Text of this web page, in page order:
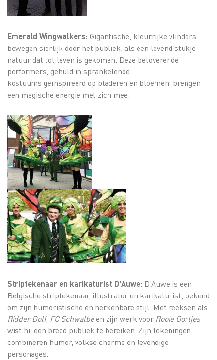
Emerald Wingwalkers: Gigantische, kleurrijke vlinders
bewegen sierlijk door het publiek, als een levend stukje
natuur dat tot leven is gekomen. Deze betoverende
performers, gehuld in sprankelende
kostuums geïnspireerd op bladeren en bloemen, brengen
een magische energie met zich mee.
Striptekenaar en karikaturist D'Auwe: D’Auwe is een
Belgische striptekenaar, illustrator en karikaturist, bekend
om zijn humoristische en herkenbare stijl. Met reeksen als
Ridder Dolf, FC Schwalbeen zijn werk voor Rooie Oortjes
wist hij een breed publiek te bereiken. Zijn tekeningen
combineren humor, volkse charme en levendige
personages.